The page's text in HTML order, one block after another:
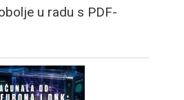
u radu s PDF-